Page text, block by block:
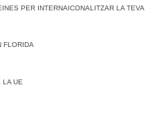
PER INTERNAICONALITZAR LA TEVA
FLORIDA
LA UE